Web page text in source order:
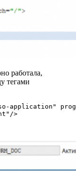
работала,
тегами
application"
>